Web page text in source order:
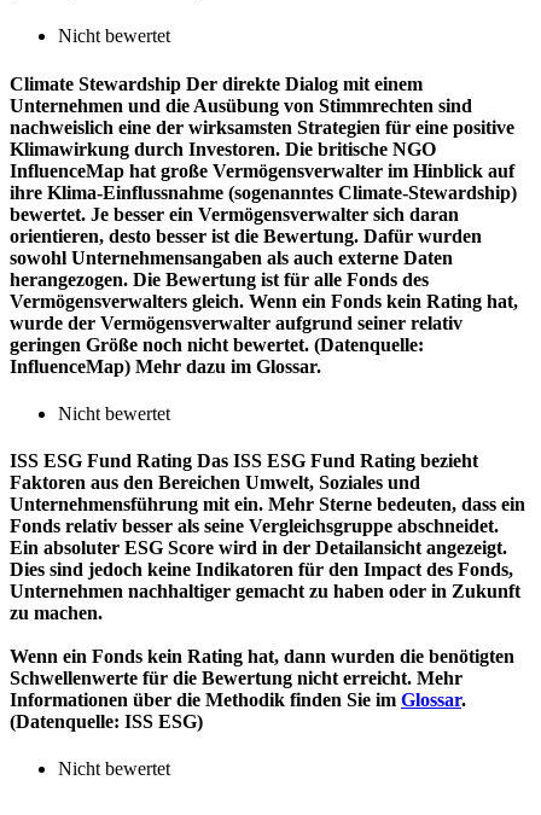
Nicht bewertet
Climate Stewardship Der direkte Dialog mit einem
Unternehmen und die Ausübung von Stimmrechten sind
nachweislich eine der wirksamsten Strategien für eine positive
Klimawirkung durch Investoren. Die britische NGO
InfluenceMap hat große Vermögensverwalter im Hinblick auf
ihre Klima-Einflussnahme (sogenanntes Climate-Stewardship)
bewertet. Je besser ein Vermögensverwalter sich daran
orientieren, desto besser ist die Bewertung. Dafür wurden
sowohl Unternehmensangaben als auch externe Daten
herangezogen. Die Bewertung ist für alle Fonds des
Vermögensverwalters gleich. Wenn ein Fonds kein Rating hat,
wurde der Vermögensverwalter aufgrund seiner relativ
geringen Größe noch nicht bewertet. (Datenquelle:
InfluenceMap) Mehr dazu im Glossar.
Nicht bewertet
ISS ESG Fund Rating Das ISS ESG Fund Rating bezieht
Faktoren aus den Bereichen Umwelt, Soziales und
Unternehmensführung mit ein. Mehr Sterne bedeuten, dass ein
Fonds relativ besser als seine Vergleichsgruppe abschneidet.
Ein absoluter ESG Score wird in der Detailansicht angezeigt.
Dies sind jedoch keine Indikatoren für den Impact des Fonds,
Unternehmen nachhaltiger gemacht zu haben oder in Zukunft
zu machen.
Wenn ein Fonds kein Rating hat, dann wurden die benötigten
Schwellenwerte für die Bewertung nicht erreicht. Mehr
Informationen über die Methodik finden Sie im Glossar.
(Datenquelle: ISS ESG)
Nicht bewertet